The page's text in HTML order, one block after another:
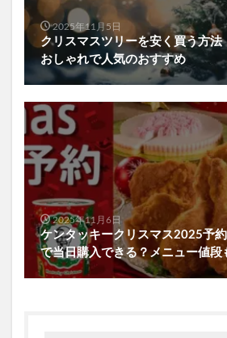
2025年11月5日
クリスマスツリーを安く買う方法
おしゃれで人気のおすすめ
2025年11月6日
ケンタッキークリスマス2025予
で当日購入できる？メニュー値段